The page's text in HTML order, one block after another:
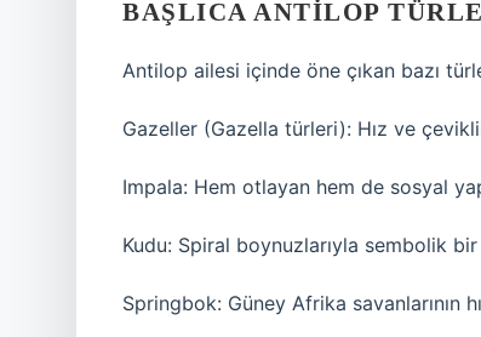
BAŞLICA ANTILOP
Antilop ailesi içinde öne çıkan bazı
Gazeller (Gazella türleri): Hız ve
Impala: Hem otlayan hem de sosyal
Kudu: Spiral boynuzlarıyla sembolik
Springbok: Güney Afrika savanlarının